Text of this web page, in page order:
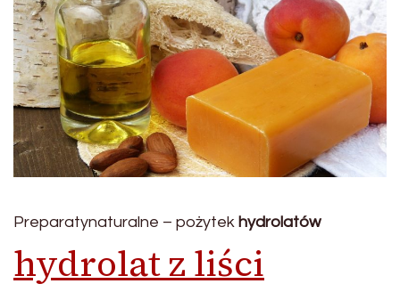
Preparatynaturalne – pożytek hydrolatów
hydrolat z liści